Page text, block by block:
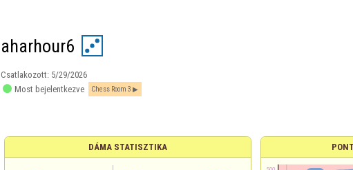
aharhour6
Csatlakozott: 5/29/2026
 Most bejelentkezve Chess Room 3
DÁMA STATISZTIKA